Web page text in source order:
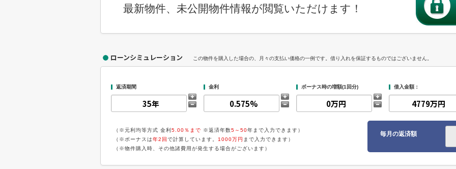
最新物件、未公開物件情報が閲覧いただけます！
ローンシミュレーション この物件を購入した場合の、月々の支払い価格の一例です。借り入れを保証するものではございません。
返済期間 金利 ボーナス時の増額(1回分) 借入金額：
（※元利均等方式 金利 5.00％まで ※返済年数5～50年まで入力できます）
（※ボーナスは年2回で計算しています。 1000万円 まで入力できます）
（※物件購入時、その他諸費用が発生する場合がございます）
毎月の返済額